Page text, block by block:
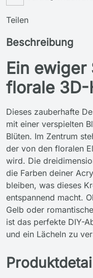
Teilen
Beschreibung
Ein ewiger
florale 3D-
Dieses zauberhafte
mit einer verspielten
Blüten. Im Zentrum
der von den floralen
wird. Die
die Farben deiner
bleiben, was dieses
entspannend macht.
Gelb oder
ist das perfekte DIY-
und ein Lächeln zu